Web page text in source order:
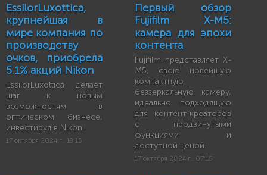
EssilorLuxottica,
крупнейшая в
мире компания по
производству
очков, приобрела
5.1% акций Nikon
EssilorLuxottica делает
шаг к новым
возможностям в
оптическом бизнесе,
инвестируя в Nikon.
17 октября 2024 г., 19:15
Первый обзор
Fujifilm X-M5:
камера для эпохи
контента
Fujifilm представляет X-
M5, свою новейшую
компактную
беззеркальную камеру,
идеально подходящую
для контент-креаторов
с продвинутыми
функциями и
доступной ценой.
17 октября 2024 г., 07:15